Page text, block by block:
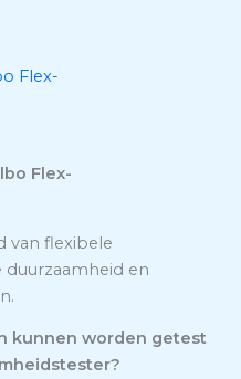
Flex-
Flex-
van flexibele
en
kunnen worden getest